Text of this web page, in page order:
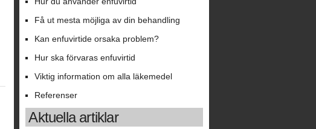
Få ut mesta möjliga av din behandling
Kan enfuvirtide orsaka problem?
Hur ska förvaras enfuvirtid
Viktig information om alla läkemedel
Referenser
Aktuella artiklar